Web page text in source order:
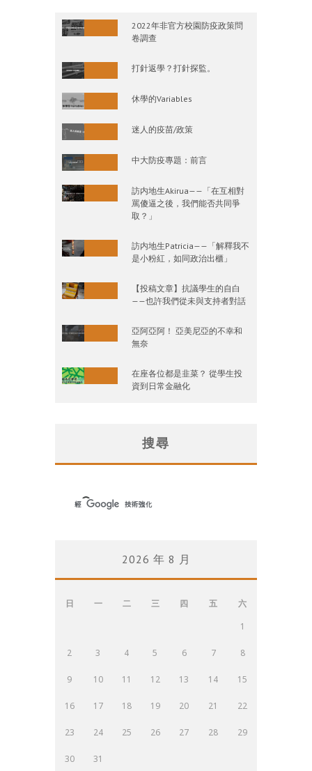
2022年非官方校園防疫政策問
卷調查
打針返學？打針探監。
休學的Variables
迷人的疫苗/政策
中大防疫專題：前言
訪内地生Akirua——「在互相對
罵傻逼之後，我們能否共同爭
取？」
訪内地生Patricia——「解釋我不
是小粉紅，如同政治出櫃」
【投稿文章】抗議學生的自白
——也許我們從未與支持者對話
亞阿亞阿！ 亞美尼亞的不幸和
無奈
在座各位都是韭菜？ 從學生投
資到日常金融化
搜尋
2026 年 8 月
日 一 二 三 四 五
六
1
2 3 4 5 6 7 8
9 10 11 12 13 14 15
16 17 18 19 20 21 22
23 24 25 26 27 28 29
30 31